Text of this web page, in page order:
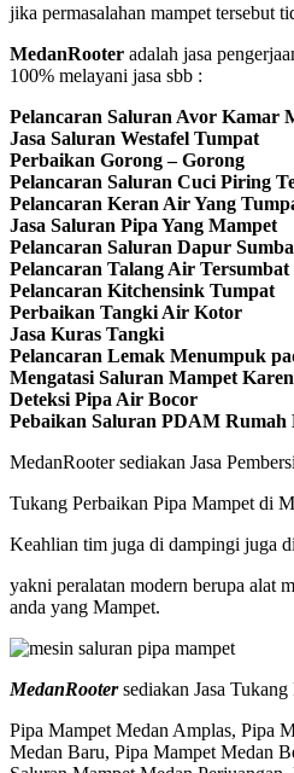
jika permasalahan mampet tersebut
MedanRooter adalah jasa
100% melayani jasa sbb :
Pelancaran Saluran Avor Kamar
Jasa Saluran Westafel Tumpat
Perbaikan Gorong – Gorong
Pelancaran Saluran Cuci Piring
Pelancaran Keran Air Yang
Jasa Saluran Pipa Yang Mampet
Pelancaran Saluran Dapur
Pelancaran Talang Air Tersumbat
Pelancaran Kitchensink Tumpat
Perbaikan Tangki Air Kotor
Jasa Kuras Tangki
Pelancaran Lemak Menumpuk
Mengatasi Saluran Mampet
Deteksi Pipa Air Bocor
Pebaikan Saluran PDAM Rumah
MedanRooter sediakan Jasa
Tukang Perbaikan Pipa Mampet di
Keahlian tim juga di dampingi juga
yakni peralatan modern berupa alat
anda yang Mampet.
MedanRootersediakan Jasa
Pipa Mampet Medan Amplas, Pipa
Medan Baru, Pipa Mampet Medan